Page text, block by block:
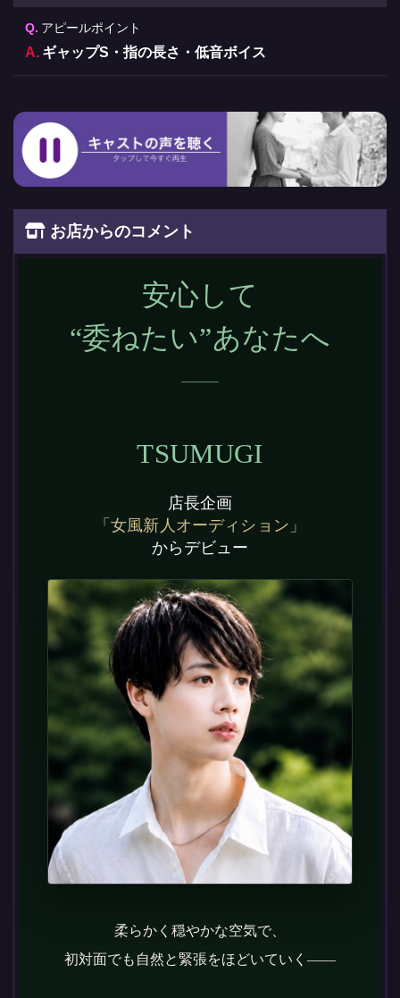
アピールポイント
ギャップS・指の長さ・低音ボイス
お店からのコメント
安心して
“委ねたい”あなたへ
TSUMUGI
店長企画
「女風新人オーディション」
からデビュー
柔らかく穏やかな空気で、
初対面でも自然と緊張をほどいていく——